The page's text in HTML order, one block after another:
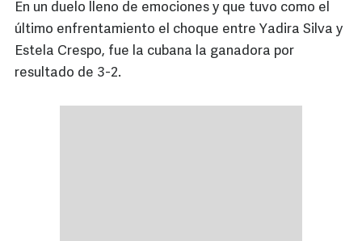
En un duelo lleno de emociones y que tuvo como el
último enfrentamiento el choque entre Yadira Silva y
Estela Crespo, fue la cubana la ganadora por
resultado de 3-2.